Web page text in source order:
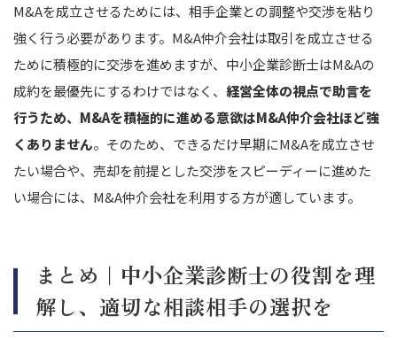
M&Aを成立させるためには、相手企業との調整や交渉を粘り
強く行う必要があります。M&A仲介会社は取引を成立させる
ために積極的に交渉を進めますが、中小企業診断士はM&Aの
成約を最優先にするわけではなく、 経営全体の視点で助言を
行うため、M&Aを積極的に進める意欲はM&A仲介会社ほど強
くありません。そのため、できるだけ早期にM&Aを成立させ
たい場合や、売却を前提とした交渉をスピーディーに進めた
い場合には、M&A仲介会社を利用する方が適しています。
まとめ｜中小企業診断士の役割を理
解し、適切な相談相手の選択を